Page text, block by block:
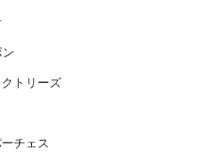
ン
トリーズ
チェス